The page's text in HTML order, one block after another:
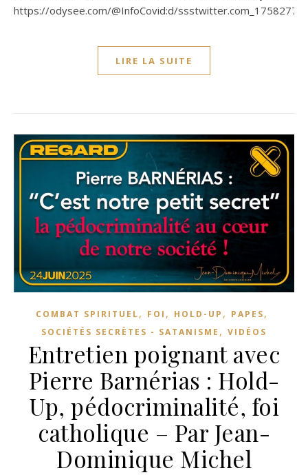
https://odysee.com/@InfoCovid:d/
LIRE LA SUITE
COMBAT SPIRITUEL, FOI , HOLD-UP , PAPES,
SOCIÉTÉS SECRÈTES - SATANISME , VIDÉOS
Entretien poignant avec
Pierre Barnérias : Hold-
Up, pédocriminalité, foi
catholique – Par Jean-
Dominique Michel